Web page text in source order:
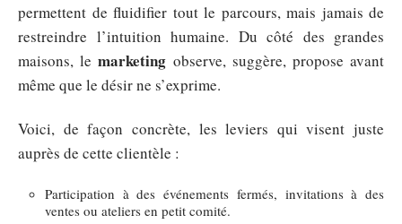
permettent de fluidifier tout le parcours, mais jamais de
restreindre l’intuition humaine. Du côté des grandes
maisons, lemarketing observe, suggère, propose avant
même que le désir ne s’exprime.
Voici, de façon concrète, les leviers qui visent juste
auprès de cette clientèle :
Participation à des événements fermés, invitations à des
ventes ou ateliers en petit comité.